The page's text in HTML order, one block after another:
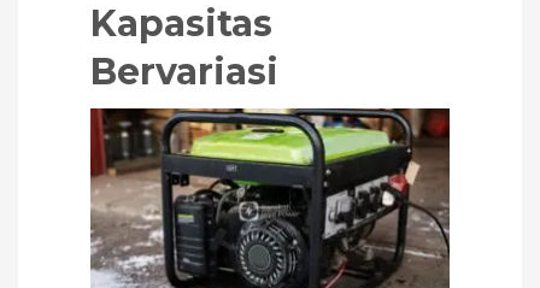
Kapasitas
Bervariasi